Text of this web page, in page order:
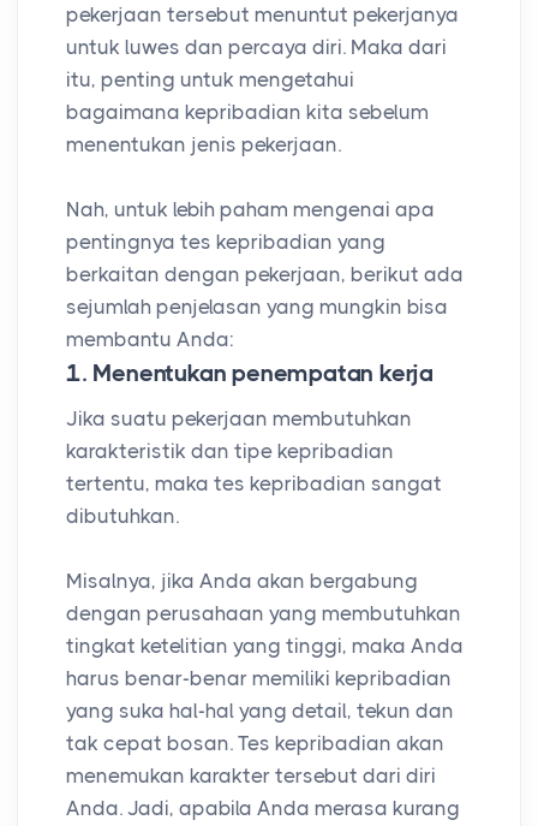
pekerjaan tersebut menuntut pekerjanya
untuk luwes dan percaya diri. Maka dari
itu, penting untuk mengetahui
bagaimana kepribadian kita sebelum
menentukan jenis pekerjaan.
Nah, untuk lebih paham mengenai apa
pentingnya tes kepribadian yang
berkaitan dengan pekerjaan, berikut ada
sejumlah penjelasan yang mungkin bisa
membantu Anda:
1. Menentukan penempatan kerja
Jika suatu pekerjaan membutuhkan
karakteristik dan tipe kepribadian
tertentu, maka tes kepribadian sangat
dibutuhkan.
Misalnya, jika Anda akan bergabung
dengan perusahaan yang membutuhkan
tingkat ketelitian yang tinggi, maka Anda
harus benar-benar memiliki kepribadian
yang suka hal-hal yang detail, tekun dan
tak cepat bosan. Tes kepribadian akan
menemukan karakter tersebut dari diri
Anda. Jadi, apabila Anda merasa kurang